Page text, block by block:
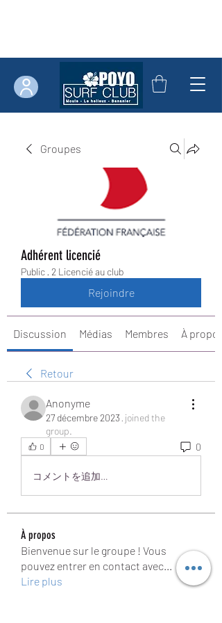
Groupes
Adhérent licencié
Public · 2 Licencié au club
Rejoindre
Discussion Médias Membres À propos
Retour
Anonyme
27 décembre 2023 · joined the
group.
0 0
コメントを追加…
À propos
Bienvenue sur le groupe ! Vous
pouvez entrer en contact avec...
Lire plus